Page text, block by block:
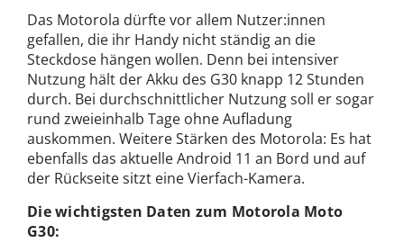
Das Motorola dürfte vor allem Nutzer:innen
gefallen, die ihr Handy nicht ständig an die
Steckdose hängen wollen. Denn bei intensiver
Nutzung hält der Akku des G30 knapp 12 Stunden
durch. Bei durchschnittlicher Nutzung soll er sogar
rund zweieinhalb Tage ohne Aufladung
auskommen. Weitere Stärken des Motorola: Es hat
ebenfalls das aktuelle Android 11 an Bord und auf
der Rückseite sitzt eine Vierfach-Kamera.
Die wichtigsten Daten zum Motorola Moto
G30: